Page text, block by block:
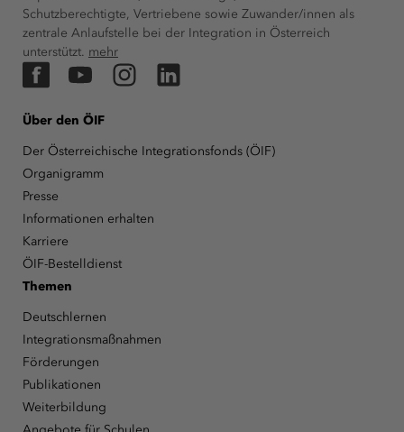
Schutzberechtigte, Vertriebene sowie Zuwander/innen als
zentrale Anlaufstelle bei der Integration in Österreich
unterstützt. mehr
FacebookYouTubeInstagramLinkedIn
Über den ÖIF
Der Österreichische Integrationsfonds (ÖIF)
Organigramm
Presse
Informationen erhalten
Karriere
ÖIF-Bestelldienst
Themen
Deutschlernen
Integrationsmaßnahmen
Förderungen
Publikationen
Weiterbildung